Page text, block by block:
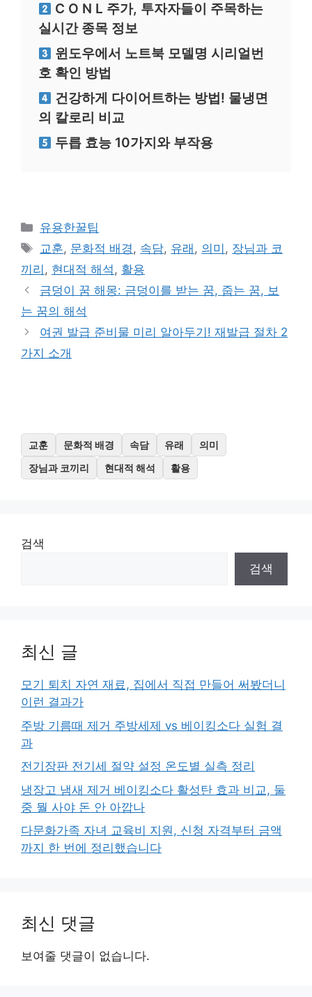
C O N L 주가, 투자자들이 주목하는
실시간 종목 정보
윈도우에서 노트북 모델명 시리얼번
호 확인 방법
건강하게 다이어트하는 방법! 물냉면
의 칼로리 비교
두릅 효능 10가지와 부작용
카
테
리
유용한꿀팁
태
그
교훈, 문화적 배경, 속담, 유래 , 의미 , 장님과 코
끼리 , 현대적 해석, 활용
금덩이 꿈 해몽: 금덩이를 받는 꿈, 줍는 꿈, 보
는 꿈의 해석
여권 발급 준비물 미리 알아두기! 재발급 절차 2
가지 소개
교훈 문화적 배경 속담 유래
의미
장님과 코끼리
현대적 해석 활용
검색
검색
최신 글
모기 퇴치 자연 재료, 집에서 직접 만들어 써봤더니
이런 결과가
주방 기름때 제거 주방세제 vs 베이킹소다 실험 결
과
전기장판 전기세 절약 설정 온도별 실측 정리
냉장고 냄새 제거 베이킹소다 활성탄 효과 비교, 둘
중 뭘 사야 돈 안 아깝나
다문화가족 자녀 교육비 지원, 신청 자격부터 금액
까지 한 번에 정리했습니다
최신 댓글
보여줄 댓글이 없습니다.